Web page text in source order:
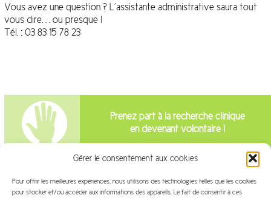
Gérer le consentement aux cookies
Pour offrir les meilleures expériences, nous utilisons des technologies telles que les cookies
pour stocker et/ou accéder aux informations des appareils. Le fait de consentir à ces
Vous avez une question ? L’assistante administrative saura tout
vous dire. . . ou presque !
Tél. : 03 83 15 78 23
Prenez part à la recherche clinique
en devenant volontaire !
Intéressé par la recherche clinique?
Venez travailler avec nous!